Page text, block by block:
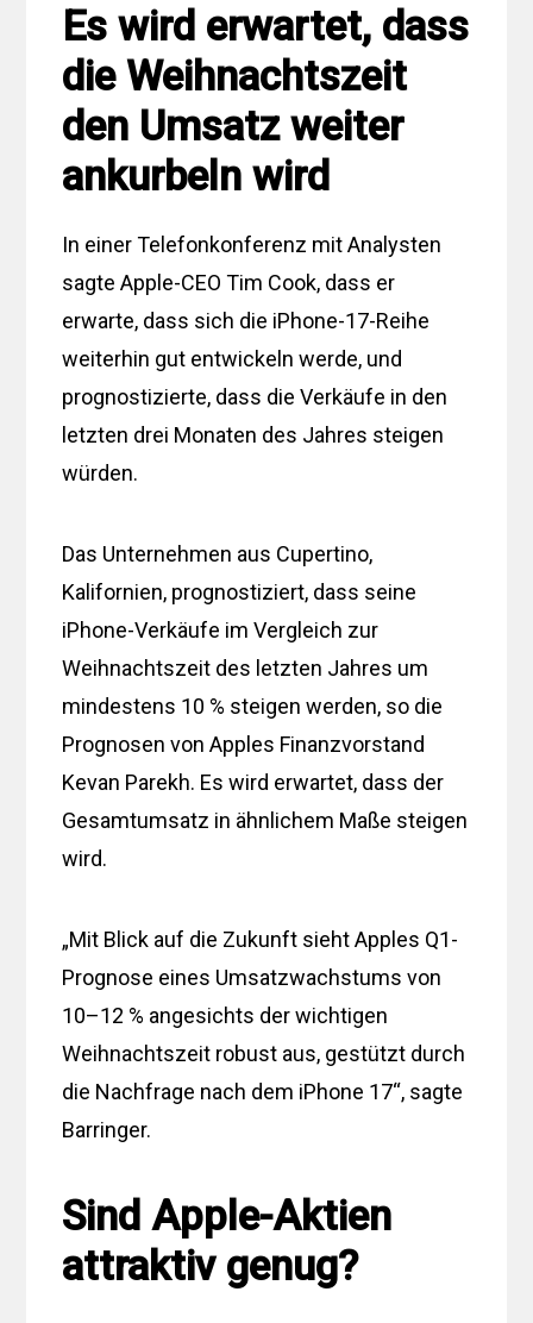
Es wird erwartet, dass
die Weihnachtszeit
den Umsatz weiter
ankurbeln wird
In einer Telefonkonferenz mit Analysten
sagte Apple-CEO Tim Cook, dass er
erwarte, dass sich die iPhone-17-Reihe
weiterhin gut entwickeln werde, und
prognostizierte, dass die Verkäufe in den
letzten drei Monaten des Jahres steigen
würden.
Das Unternehmen aus Cupertino,
Kalifornien, prognostiziert, dass seine
iPhone-Verkäufe im Vergleich zur
Weihnachtszeit des letzten Jahres um
mindestens 10 % steigen werden, so die
Prognosen von Apples Finanzvorstand
Kevan Parekh. Es wird erwartet, dass der
Gesamtumsatz in ähnlichem Maße steigen
wird.
„Mit Blick auf die Zukunft sieht Apples Q1-
Prognose eines Umsatzwachstums von
10–12 % angesichts der wichtigen
Weihnachtszeit robust aus, gestützt durch
die Nachfrage nach dem iPhone 17“, sagte
Barringer.
Sind Apple-Aktien
attraktiv genug?